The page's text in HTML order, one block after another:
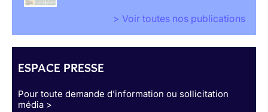
> Voir toutes nos publications
ESPACE PRESSE
Pour toute demande d’information ou sollicitation
média >